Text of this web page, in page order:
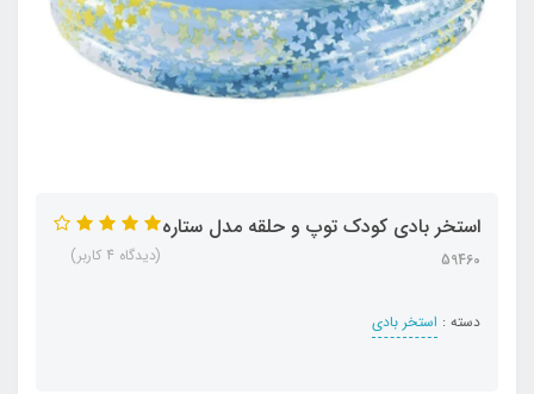
استخر بادی کودک توپ و حلقه مدل ستاره
59460
دسته : استخر بادی
(دیدگاه 4 کاربر)